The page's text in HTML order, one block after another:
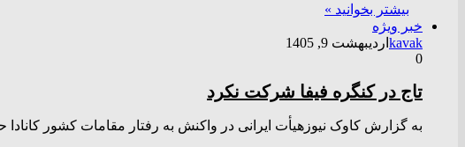
بیشتر بخوانید »
خبر ویژه
kavak اردیبهشت 9, 1405
0
تاج در کنگره فیفا شرکت نکرد
به گزارش کاوک نیوزهیأت ایرانی در واکنش به رفتار مقامات کشور